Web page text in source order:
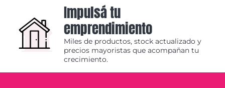
Impulsá tu
emprendimiento
Miles de productos, stock actualizado y
precios mayoristas que acompañan tu
crecimiento.